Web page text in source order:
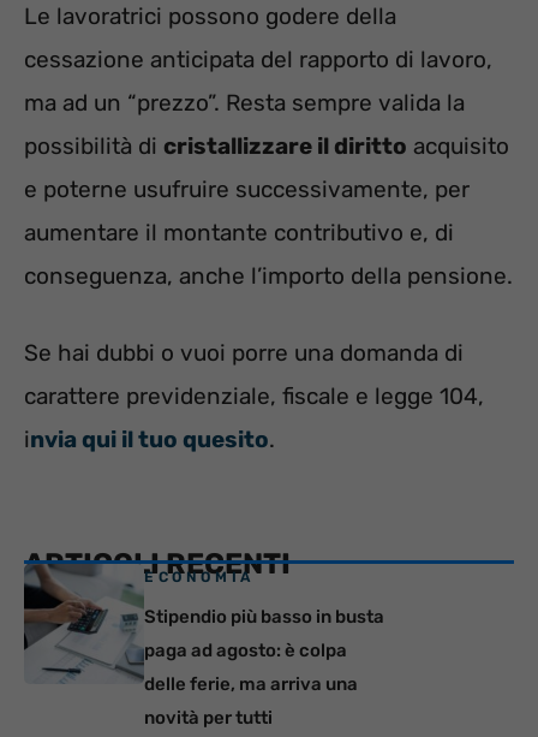
Le lavoratrici possono godere della
cessazione anticipata del rapporto di lavoro,
ma ad un “prezzo”. Resta sempre valida la
possibilità di cristallizzare il diritto acquisito
e poterne usufruire successivamente, per
aumentare il montante contributivo e, di
conseguenza, anche l’importo della pensione.
Se hai dubbi o vuoi porre una domanda di
carattere previdenziale, fiscale e legge 104,
invia qui il tuo quesito.
ARTICOLI RECENTI
ECONOMIA
Stipendio più basso in busta
paga ad agosto: è colpa
delle ferie, ma arriva una
novità per tutti